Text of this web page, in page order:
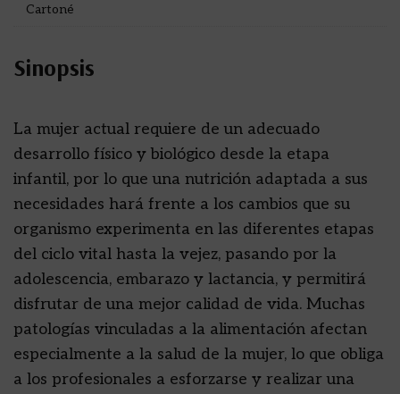
Cartoné
Sinopsis
La mujer actual requiere de un adecuado
desarrollo físico y biológico desde la etapa
infantil, por lo que una nutrición adaptada a sus
necesidades hará frente a los cambios que su
organismo experimenta en las diferentes etapas
del ciclo vital hasta la vejez, pasando por la
adolescencia, embarazo y lactancia, y permitirá
disfrutar de una mejor calidad de vida. Muchas
patologías vinculadas a la alimentación afectan
especialmente a la salud de la mujer, lo que obliga
a los profesionales a esforzarse y realizar una